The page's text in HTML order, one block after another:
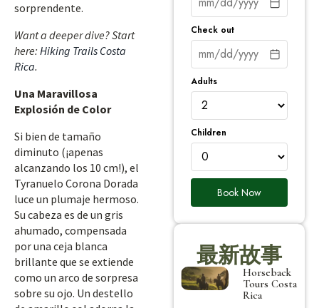
sorprendente.
Want a deeper dive? Start
here: Hiking Trails Costa
Rica.
Una Maravillosa
Explosión de Color
Si bien de tamaño
diminuto (¡apenas
alcanzando los 10 cm!), el
Tyranuelo Corona Dorada
luce un plumaje hermoso.
Su cabeza es de un gris
ahumado, compensada
por una ceja blanca
brillante que se extiende
como un arco de sorpresa
sobre su ojo. Un destello
Check out
Adults
Children
Book Now
最新故事
Horseback
Tours Costa
Rica